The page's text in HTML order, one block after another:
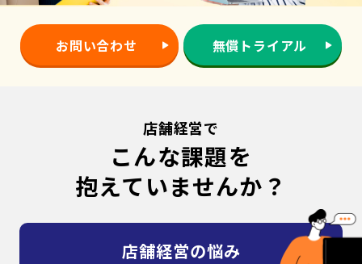
お問い合わせ 無償トライアル
店舗経営で
こんな課題を
抱えていませんか？
店舗経営の悩み